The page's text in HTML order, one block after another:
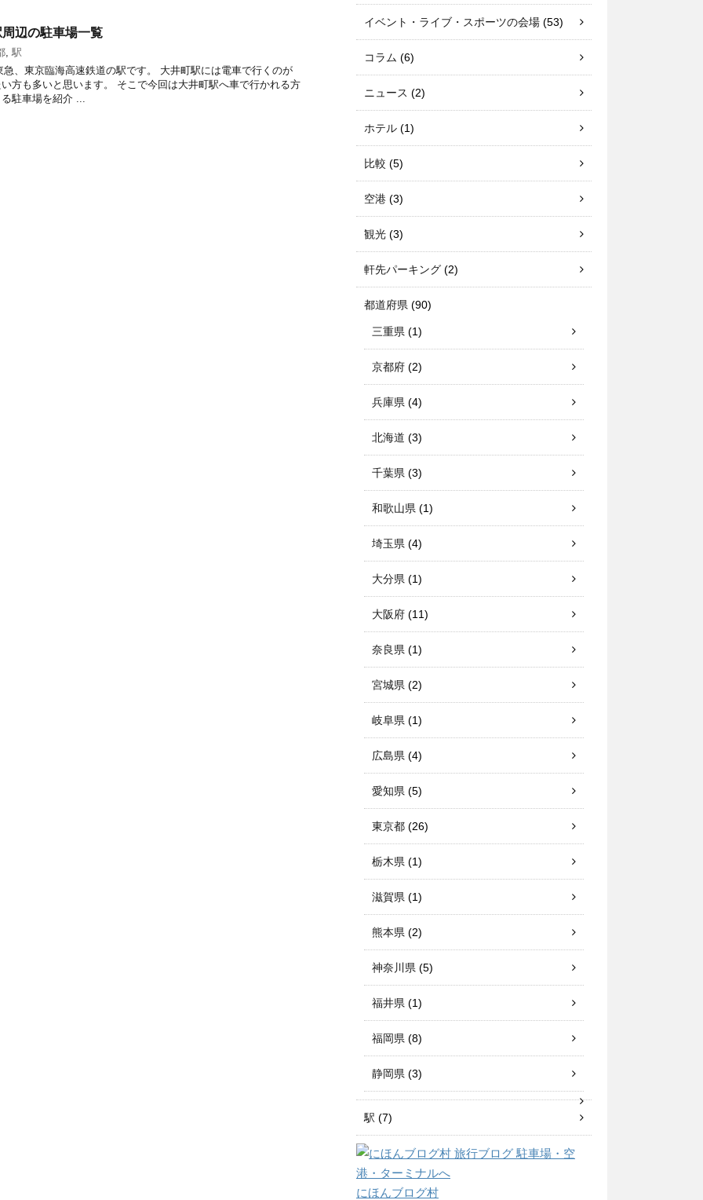
周辺の駐車場一覧
駅
急、東京臨海高速鉄道の駅です。 大井町駅には電車で行くのが
方も多いと思います。 そこで今回は大井町駅へ車で行かれる方
駐車場を紹介 ...
イベント・ライブ・スポーツの会場 (53)
コラム (6)
ニュース (2)
ホテル (1)
比較 (5)
空港 (3)
観光 (3)
軒先パーキング (2)
都道府県 (90)
三重県 (1)
京都府 (2)
兵庫県 (4)
北海道 (3)
千葉県 (3)
和歌山県 (1)
埼玉県 (4)
大分県 (1)
大阪府 (11)
奈良県 (1)
宮城県 (2)
岐阜県 (1)
広島県 (4)
愛知県 (5)
東京都 (26)
栃木県 (1)
滋賀県 (1)
熊本県 (2)
神奈川県 (5)
福井県 (1)
福岡県 (8)
静岡県 (3)
駅 (7)
にほんブログ村